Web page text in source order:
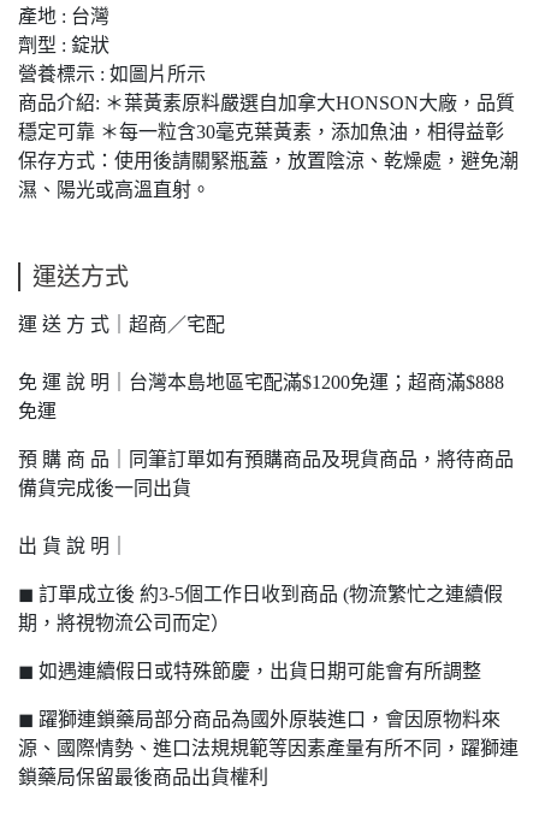
產地 : 台灣
劑型 : 錠狀
營養標示 : 如圖片所示
商品介紹: ＊葉黃素原料嚴選自加拿大HONSON大廠，品質
穩定可靠 ＊每一粒含30毫克葉黃素，添加魚油，相得益彰
保存方式：使用後請關緊瓶蓋，放置陰涼、乾燥處，避免潮
濕、陽光或高溫直射。
運送方式
運 送 方 式｜超商／宅配
免 運 說 明｜台灣本島地區宅配滿$1200免運；超商滿$888
免運
預 購 商 品｜同筆訂單如有預購商品及現貨商品，將待商品
備貨完成後一同出貨
出 貨 說 明｜
◼ 訂單成立後 約3-5個工作日收到商品 (物流繁忙之連續假
期，將視物流公司而定）
◼ 如遇連續假日或特殊節慶，出貨日期可能會有所調整
◼ 躍獅連鎖藥局部分商品為國外原裝進口，會因原物料來
源、國際情勢、進口法規規範等因素產量有所不同，躍獅連
鎖藥局保留最後商品出貨權利